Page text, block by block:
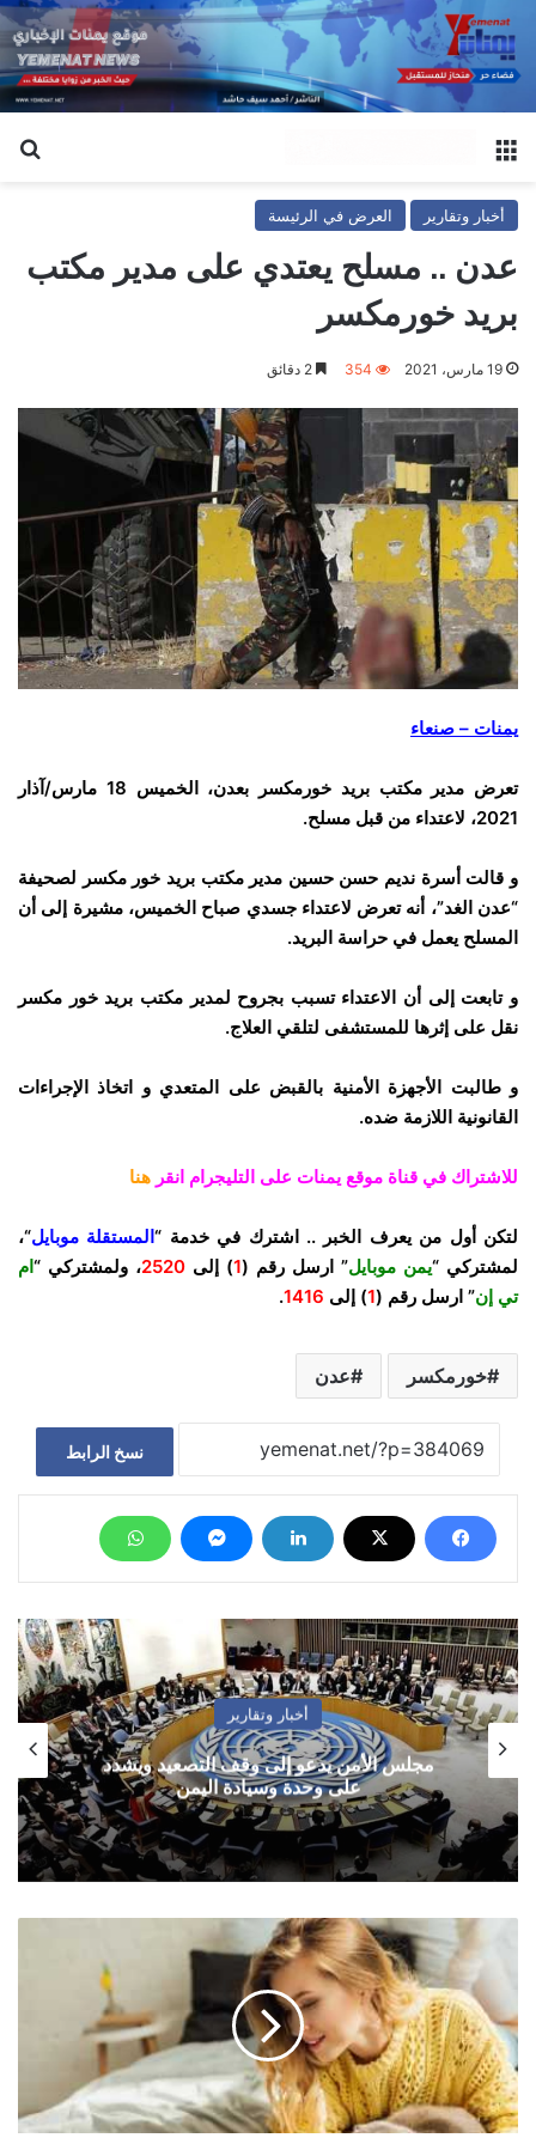
أخبار وتقارير العرض في الرئيسة
عدن .. مسلح يعتدي على مدير مكتب
بريد خورمكسر
19 مارس، 2021 354
يمنات – صنعاء
تعرض مدير مكتب بريد خورمكسر بعدن، الخميس 18 مارس/آذار
2021، لاعتداء من قبل مسلح.
و قالت أسرة نديم حسن حسين مدير مكتب بريد خور مكسر لصحيفة
“عدن الغد”، أنه تعرض لاعتداء جسدي صباح الخميس، مشيرة إلى أن
المسلح يعمل في حراسة البريد.
و تابعت إلى أن الاعتداء تسبب بجروح لمدير مكتب بريد خور مكسر
نقل على إثرها للمستشفى لتلقي العلاج.
و طالبت الأجهزة الأمنية بالقبض على المتعدي و اتخاذ الإجراءات
القانونية اللازمة ضده.
للاشتراك في قناة موقع يمنات على التليجرام انقر هنا
لتكن أول من يعرف الخبر .. اشترك في خدمة “المستقلة موبايل“،
لمشتركي “يمن موبايل” ارسل رقم (1) إلى 2520، ولمشتركي “ ام
تي إن” ارسل رقم (1) إلى 1416
.
خورمكسر عدن
نسخ الرابط
أخبار وتقارير
مجلس الأمن يدعو إلى وقف التصعيد ويشدد
على وحدة وسيادة اليمن
الأبراج
الجمعة
مارس/
آذار
2021